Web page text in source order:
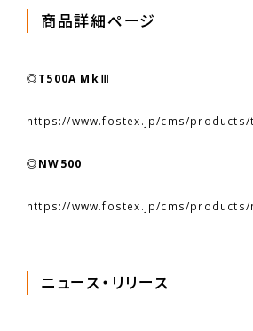
商品詳細ページ
◎T500A MkⅢ
https://www.fostex.jp/cms/products/
◎NW500
https://www.fostex.jp/cms/products/
ニュース・リリース